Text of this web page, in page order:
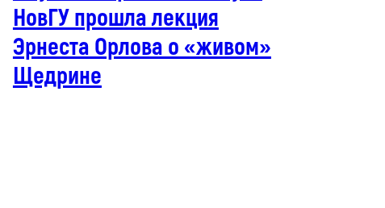
НовГУ прошла лекция
Эрнеста Орлова о «живом»
Щедрине